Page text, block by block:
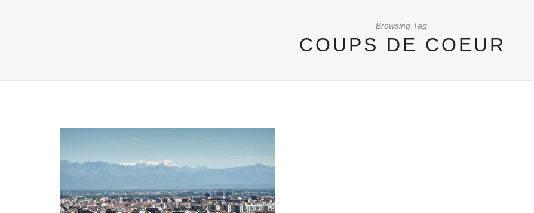
Browsing Tag
COUPS DE COEUR